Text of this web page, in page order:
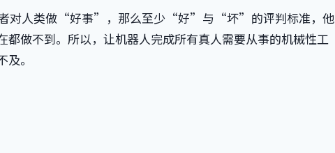
对人类做“好事”，那么至少“好”与“坏”的评判标准，他
做不到。所以，让机器人完成所有真人需要从事的机械性工
。